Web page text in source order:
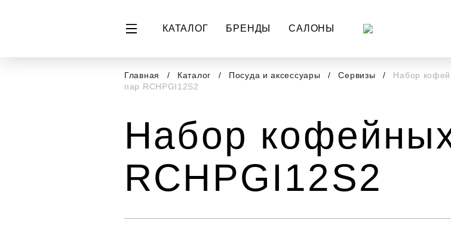
КАТАЛОГ БРЕНДЫ САЛОНЫ
Главная Каталог Посуда и аксессуары Сервизы
Набор
пар RCHPGI12S2
Набор
RCHPGI12S2